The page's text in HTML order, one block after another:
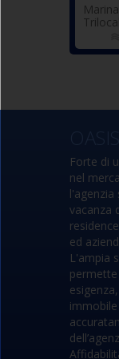
Forte di
nel
vacanza
ed
L'ampia